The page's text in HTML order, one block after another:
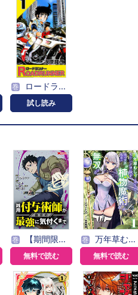
巻 ロードランナー
試し読み
巻 【期間限定無料】雑用付与術師が自分の最強に気付くまで（コミック） 分冊版
無料で読む
巻 万年草むしりと蔑まれているEランク冒険者、実は世界最強の”植物魔術”で無双する【単話版】
無料で読む